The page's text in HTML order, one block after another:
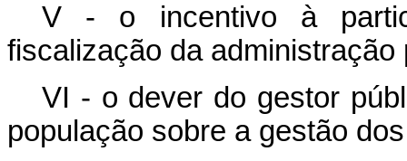
V - o incentivo à
fiscalização da administração
VI - o dever do gestor
população sobre a gestão